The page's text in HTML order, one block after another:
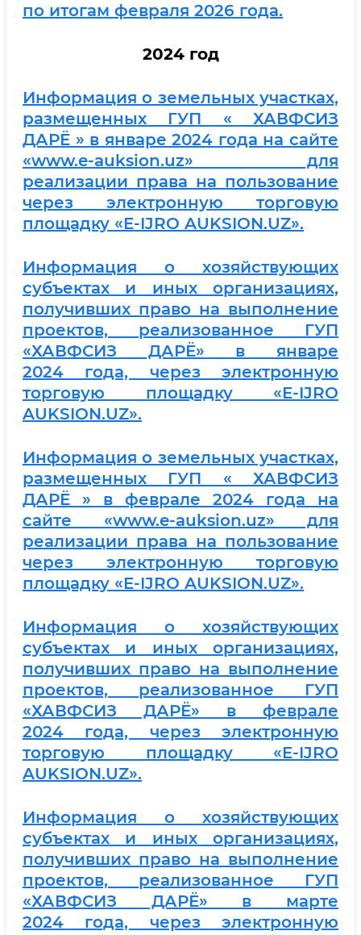
по итогам февраля 2026 года.
2024 год
Информация о земельных участках,
размещенных ГУП « ХАВФСИЗ
ДАРЁ » в январе 2024 года на сайте
«www.e-auksion.uz» для
реализации права на пользование
через электронную торговую
площадку «E-IJRO AUKSION.UZ».
Информация о хозяйствующих
субъектах и иных организациях,
получивших право на выполнение
проектов, реализованное ГУП
«ХАВФСИЗ ДАРЁ» в январе
2024 года, через электронную
торговую площадку «E-IJRO
AUKSION.UZ».
Информация о земельных участках,
размещенных ГУП « ХАВФСИЗ
ДАРЁ » в феврале 2024 года на
сайте «www.e-auksion.uz» для
реализации права на пользование
через электронную торговую
площадку «E-IJRO AUKSION.UZ».
Информация о хозяйствующих
субъектах и иных организациях,
получивших право на выполнение
проектов, реализованное ГУП
«ХАВФСИЗ ДАРЁ» в феврале
2024 года, через электронную
торговую площадку «E-IJRO
AUKSION.UZ».
Информация о хозяйствующих
субъектах и иных организациях,
получивших право на выполнение
проектов, реализованное ГУП
«ХАВФСИЗ ДАРЁ» в марте
2024 года, через электронную